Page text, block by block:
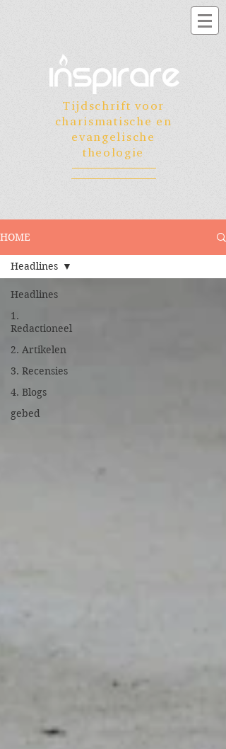
Tijdschrift voor
charismatische en
evangelische
theologie
HOME
Headlines
1.
Redactioneel
2. Artikelen
3. Recensies
4. Blogs
gebed
Headlines